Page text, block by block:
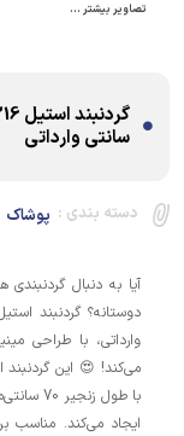
تصاویر بیشتر …
سانتی وارداتی
دسته بندی : پوشاک
آیا به دنبال
وارداتی، با طراحی
ایجاد می‌کند. مناسب